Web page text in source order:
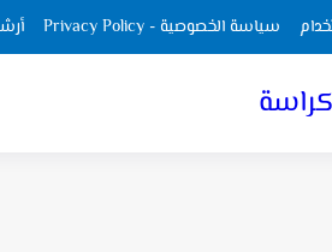
سياسة الخصوصية - Privacy Policy
كراسة